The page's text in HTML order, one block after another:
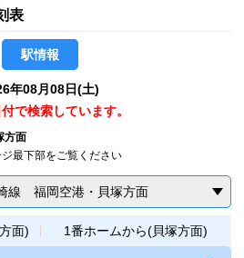
表
駅情報
年08月08日(土)
で検索しています。
方面
最下部をご覧ください
線 福岡空港・貝塚方面
面) 1番ホームから(貝塚方面)